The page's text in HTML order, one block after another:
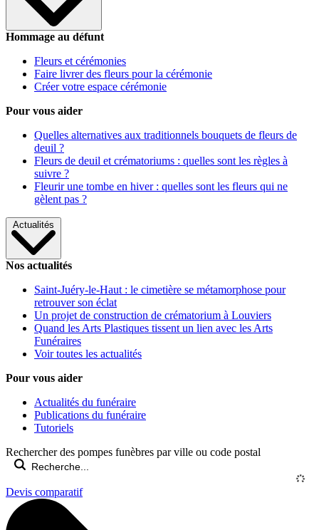
Hommage au défunt
Fleurs et cérémonies
Faire livrer des fleurs pour la cérémonie
Créer votre espace cérémonie
Pour vous aider
Quelles alternatives aux traditionnels bouquets de fleurs de
deuil ?
Fleurs de deuil et crématoriums : quelles sont les règles à
suivre ?
Fleurir une tombe en hiver : quelles sont les fleurs qui ne
gèlent pas ?
Actualités
Nos actualités
Saint-Juéry-le-Haut : le cimetière se métamorphose pour
retrouver son éclat
Un projet de construction de crématorium à Louviers
Quand les Arts Plastiques tissent un lien avec les Arts
Funéraires
Voir toutes les actualités
Pour vous aider
Actualités du funéraire
Publications du funéraire
Tutoriels
Rechercher des pompes funèbres par ville ou code postal
Devis comparatif